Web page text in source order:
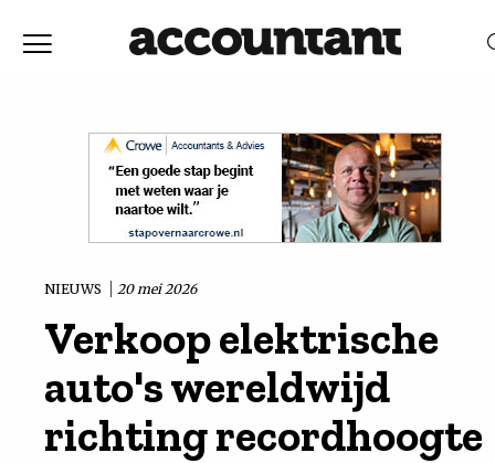
Vaktechniek
Achtergrond
NIEUWS 20 mei 2026
Verkoop elektrische
auto's wereldwijd
richting recordhoogte
RELEVANTIEDATUM